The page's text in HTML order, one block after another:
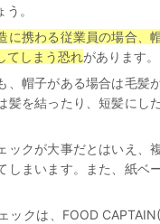
。
に携わる従業員の場合、
てしまう恐れがあります。
、帽子がある場合は毛髪
髪を結ったり、短髪にし
ックが大事だとはいえ、
しまいます。また、紙ベ
ックは、FOOD